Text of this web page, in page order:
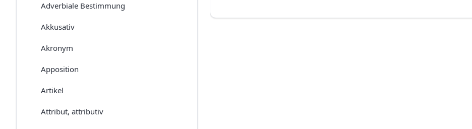
Adverbiale Bestimmung
Akkusativ
Akronym
Apposition
Artikel
Attribut, attributiv